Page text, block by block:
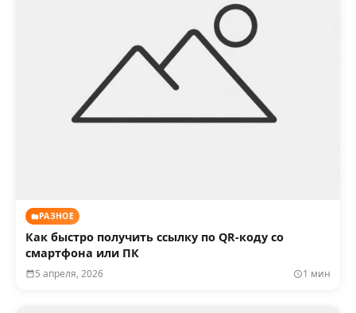
РАЗНОЕ
Как быстро получить ссылку по QR-коду со
смартфона или ПК
5 апреля, 2026 1 мин